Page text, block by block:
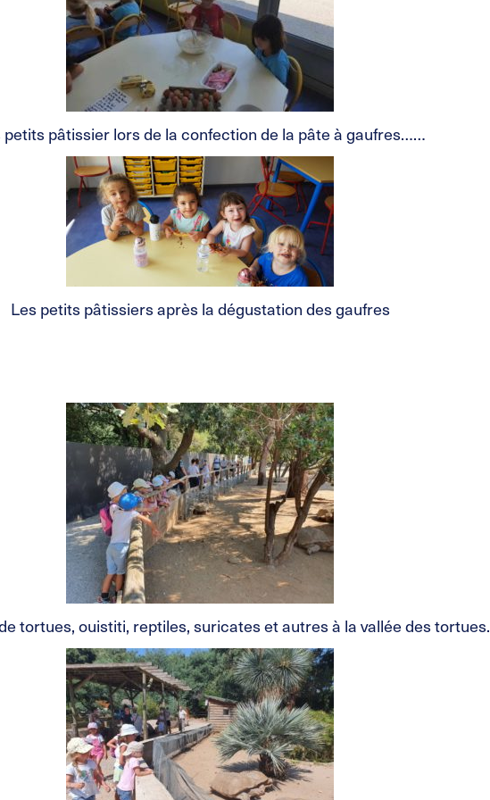
petits pâtissier lors de la confection de la pâte à gaufres……
Les petits pâtissiers après la dégustation des gaufres
tortues, ouistiti, reptiles, suricates et autres à la vallée des tortues.